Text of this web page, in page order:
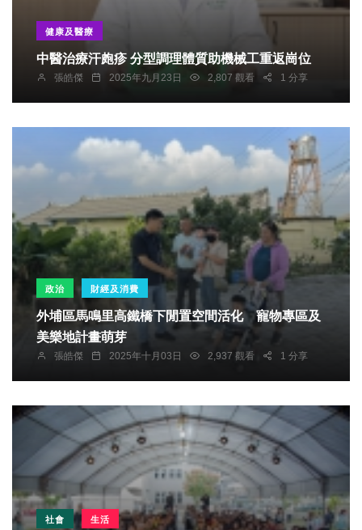
健康及醫療
中醫治療汗皰疹 分型調理體質助機械工重返崗位
張皓傑 2025年九月23日 2,807 觀看 1 分享
政治 財經及消費
外埔區馬鳴里高鐵橋下閒置空間活化 寵物專區及
美樂地計畫萌芽
張皓傑 2025年十月03日 2,937 觀看 1 分享
社會 生活